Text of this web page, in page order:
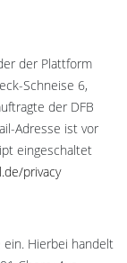
der Plattform
Schneise 6,
der DFB
Adresse ist vor
eingeschaltet
privacy
Hierbei handelt